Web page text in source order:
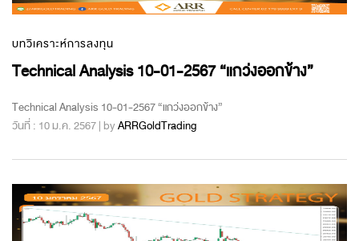
บทวิเคราะห์การลงทุน
Technical Analysis 10-01-2567 “แกว่งออกข้าง”
Technical Analysis 10-01-2567 “แกว่งออกข้าง”
วันที่ : 10 ม.ค. 2567 | byARRGoldTrading